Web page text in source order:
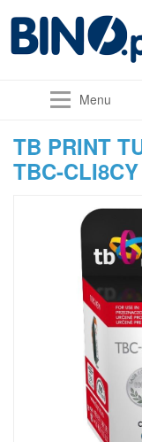
Menu
TB PRINT
TBC-